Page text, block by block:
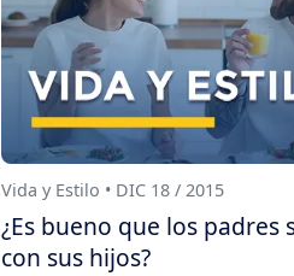
Vida y Estilo • DIC 18 / 2015
¿Es bueno que los padres
con sus hijos?